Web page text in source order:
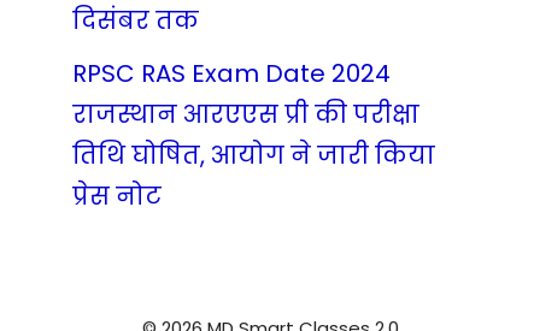
दिसंबर तक
RPSC RAS Exam Date 2024
राजस्थान आरएएस प्री की परीक्षा
तिथि घोषित, आयोग ने जारी किया
प्रेस नोट